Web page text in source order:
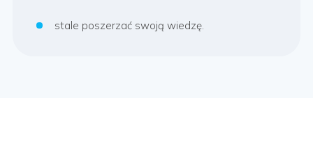
stale poszerzać swoją wiedzę.